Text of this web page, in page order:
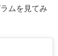
ムを見てみ